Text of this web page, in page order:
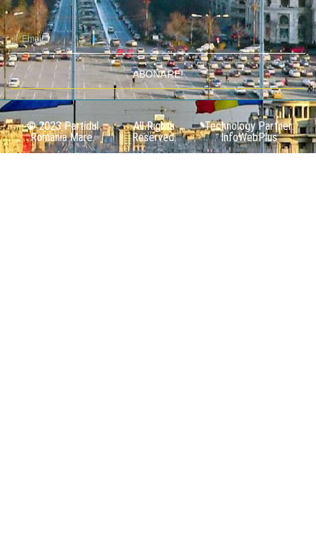
ABONARE!
© 2023 Partidul
România Mare.
All Rights
Reserved.
Technology Partner:
InfoWebPlus